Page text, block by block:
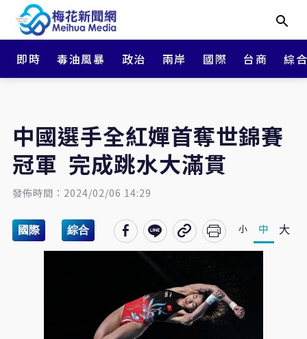
即時 毒油風暴 政治 兩岸 國際 台商 綜
中國選手全紅嬋首奪世錦賽
冠軍 完成跳水大滿貫
發佈時間：2024/02/06 14:29
國際 綜合 小 中 大